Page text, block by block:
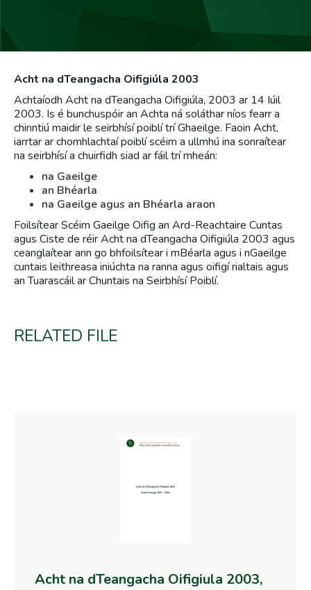
Acht na dTeangacha Oifigiúla 2003
Achtaíodh Acht na dTeangacha Oifigiúla, 2003 ar 14 Iúil
2003. Is é bunchuspóir an Achta ná soláthar níos fearr a
chinntiú maidir le seirbhísí poiblí trí Ghaeilge. Faoin Acht,
iarrtar ar chomhlachtaí poiblí scéim a ullmhú ina sonraítear
na seirbhísí a chuirfidh siad ar fáil trí mheán:
na Gaeilge
an Bhéarla
na Gaeilge agus an Bhéarla araon
Foilsítear Scéim Gaeilge Oifig an Ard-Reachtaire Cuntas
agus Ciste de réir Acht na dTeangacha Oifigiúla 2003 agus
ceanglaítear ann go bhfoilsítear i mBéarla agus i nGaeilge
cuntais leithreasa iniúchta na ranna agus oifigí rialtais agus
an Tuarascáil ar Chuntais na Seirbhísí Poiblí.
RELATED FILE
Acht na dTeangacha Oifigiula 2003,